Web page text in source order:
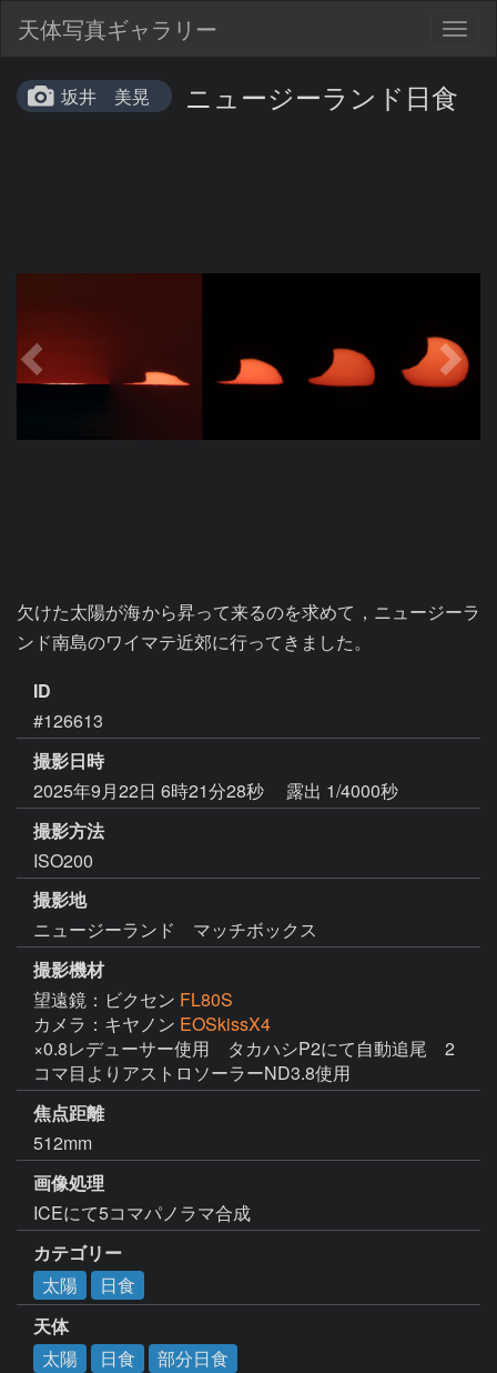
天体写真ギャラリー
坂井 美晃 ニュージーランド日食
欠けた太陽が海から昇って来るのを求めて，ニュージーラ
ンド南島のワイマテ近郊に行ってきました。
ID
#126613
撮影日時
2025年9月22日 6時21分28秒
露出 1/4000秒
撮影方法
ISO200
撮影地
ニュージーランド マッチボックス
撮影機材
望遠鏡：ビクセン FL80S
カメラ：キヤノン EOSkissX4
×0.8レデューサー使用　タカハシP2にて自動追尾　2
コマ目よりアストロソーラーND3.8使用
焦点距離
512mm
画像処理
ICEにて5コマパノラマ合成
カテゴリー
太陽
日食
天体
太陽
日食 部分日食